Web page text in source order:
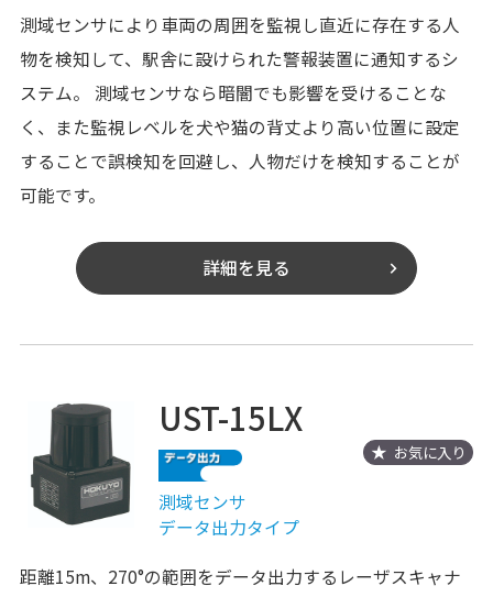
測域センサにより車両の周囲を監視し直近に存在する人
物を検知して、駅舎に設けられた警報装置に通知するシ
ステム。 測域センサなら暗闇でも影響を受けることな
く、また監視レベルを犬や猫の背丈より高い位置に設定
することで誤検知を回避し、人物だけを検知することが
可能です。
詳細を見る
お気に入り
UST-15LX
測域センサ
データ出力タイプ
距離15m、270°の範囲をデータ出力するレーザスキャナ